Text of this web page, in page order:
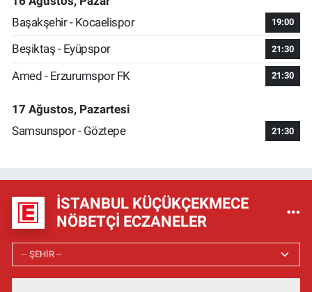
Başakşehir - Kocaelispor
19:00
Beşiktaş - Eyüpspor 21:30
Amed - Erzurumspor FK 21:30
17 Ağustos, Pazartesi
Samsunspor - Göztepe
21:30
İSTANBUL KÜÇÜKÇEKMECE
NÖBETÇI ECZANELER